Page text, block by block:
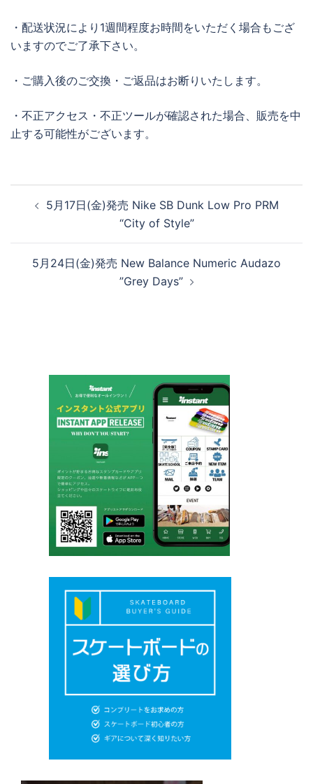
・配送状況により1週間程度お時間をいただく場合もござ
いますのでご了承下さい。
・ご購入後のご交換・ご返品はお断りいたします。
・不正アクセス・不正ツールが確認された場合、販売を中
止する可能性がございます。
5月17日(金)発売 Nike SB Dunk Low Pro PRM
“City of Style”
5月24日(金)発売 New Balance Numeric Audazo
”Grey Days”